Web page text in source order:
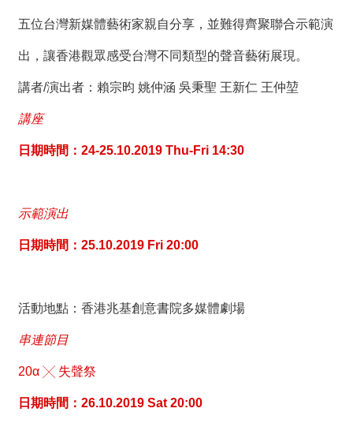
聯
絡
我
們
網
站
五位台灣新媒體藝術家親自分享，並難得齊聚聯合示範演
出，讓香港觀眾感受台灣不同類型的聲音藝術展現。
講者/演出者：賴宗昀 姚仲涵 吳秉聖 王新仁 王仲堃
講座
日期時間：24-25.10.2019 Thu-Fri 14:30
示範演出
日期時間：25.10.2019 Fri 20:00
活動地點： 香港兆基創意書院多媒體劇場
串連節目
20α ╳ 失聲祭
日期時間：26.10.2019 Sat 20:00